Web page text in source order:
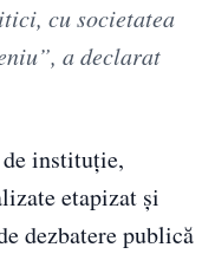
cu societatea
a declarat
instituție,
etapizat și
dezbatere publică